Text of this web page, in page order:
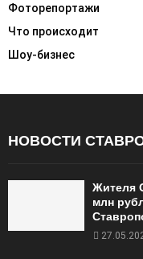
Фоторепортажи
Что происходит
Шоу-бизнес
НОВОСТИ
Жителя
млн